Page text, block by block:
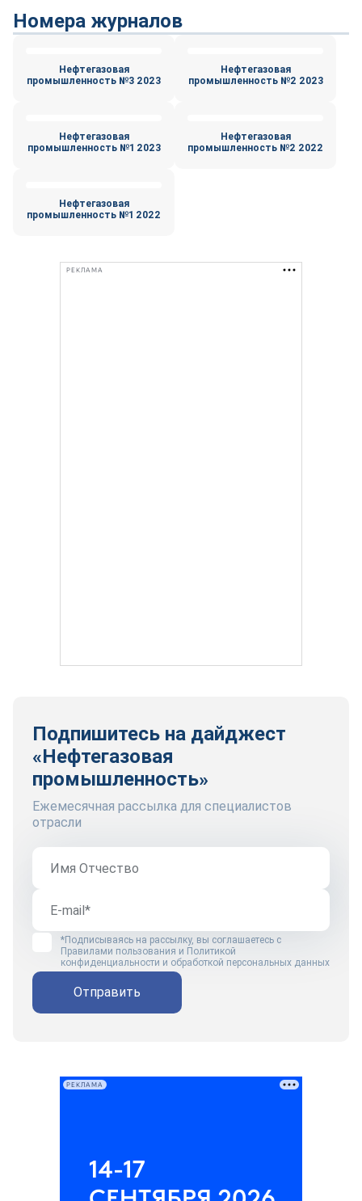
РЕКЛАМА
Номера журналов
Нефтегазовая
промышленность №3 2023
Нефтегазовая
промышленность №2 2023
Нефтегазовая
промышленность №1 2023
Нефтегазовая
промышленность №2 2022
Нефтегазовая
промышленность №1 2022
Подпишитесь на дайджест
«Нефтегазовая
промышленность»
Ежемесячная рассылка для специалистов
отрасли
*Подписываясь на рассылку, вы соглашаетесь с
Правилами пользования и Политикой
конфиденциальности и обработкой персональных данных
Отправить
РЕКЛАМА